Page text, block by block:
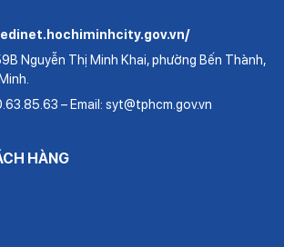
Nguyễn Thị Minh Khai, phường Bến Thành,
– Email: syt@tphcm.gov.vn
HÀNG